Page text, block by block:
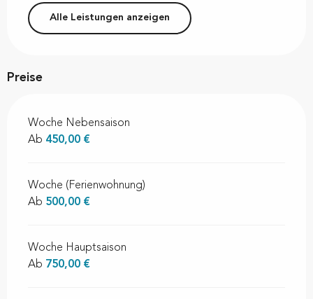
Alle Leistungen anzeigen
Preise
Woche Nebensaison
Ab 450,00 €
Woche (Ferienwohnung)
Ab 500,00 €
Woche Hauptsaison
Ab 750,00 €